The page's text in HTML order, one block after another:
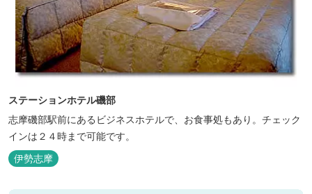
ステーションホテル磯部
志摩磯部駅前にあるビジネスホテルで、お食事処もあり。チェック
インは２４時まで可能です。
伊勢志摩